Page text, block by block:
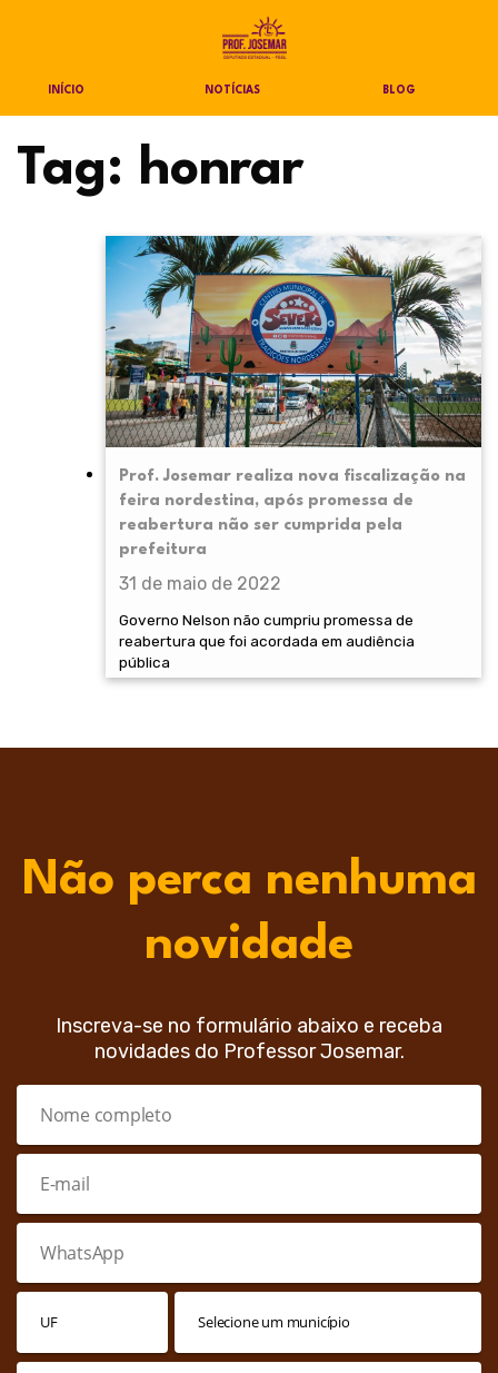
INÍCIO NOTÍCIAS BLOG
Tag: honrar
Prof. Josemar realiza nova fiscalização na
feira nordestina, após promessa de
reabertura não ser cumprida pela
prefeitura
31 de maio de 2022
Governo Nelson não cumpriu promessa de
reabertura que foi acordada em audiência
pública
Não perca nenhuma
novidade
Inscreva-se no formulário abaixo e receba
novidades do Professor Josemar.